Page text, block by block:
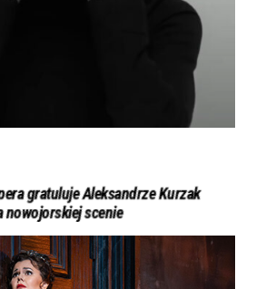
gratuluje Aleksandrze Kurzak
nowojorskiej scenie